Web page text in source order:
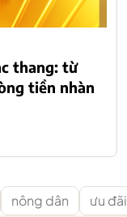
thang: từ
tiền nhàn
nông dân ưu đãi